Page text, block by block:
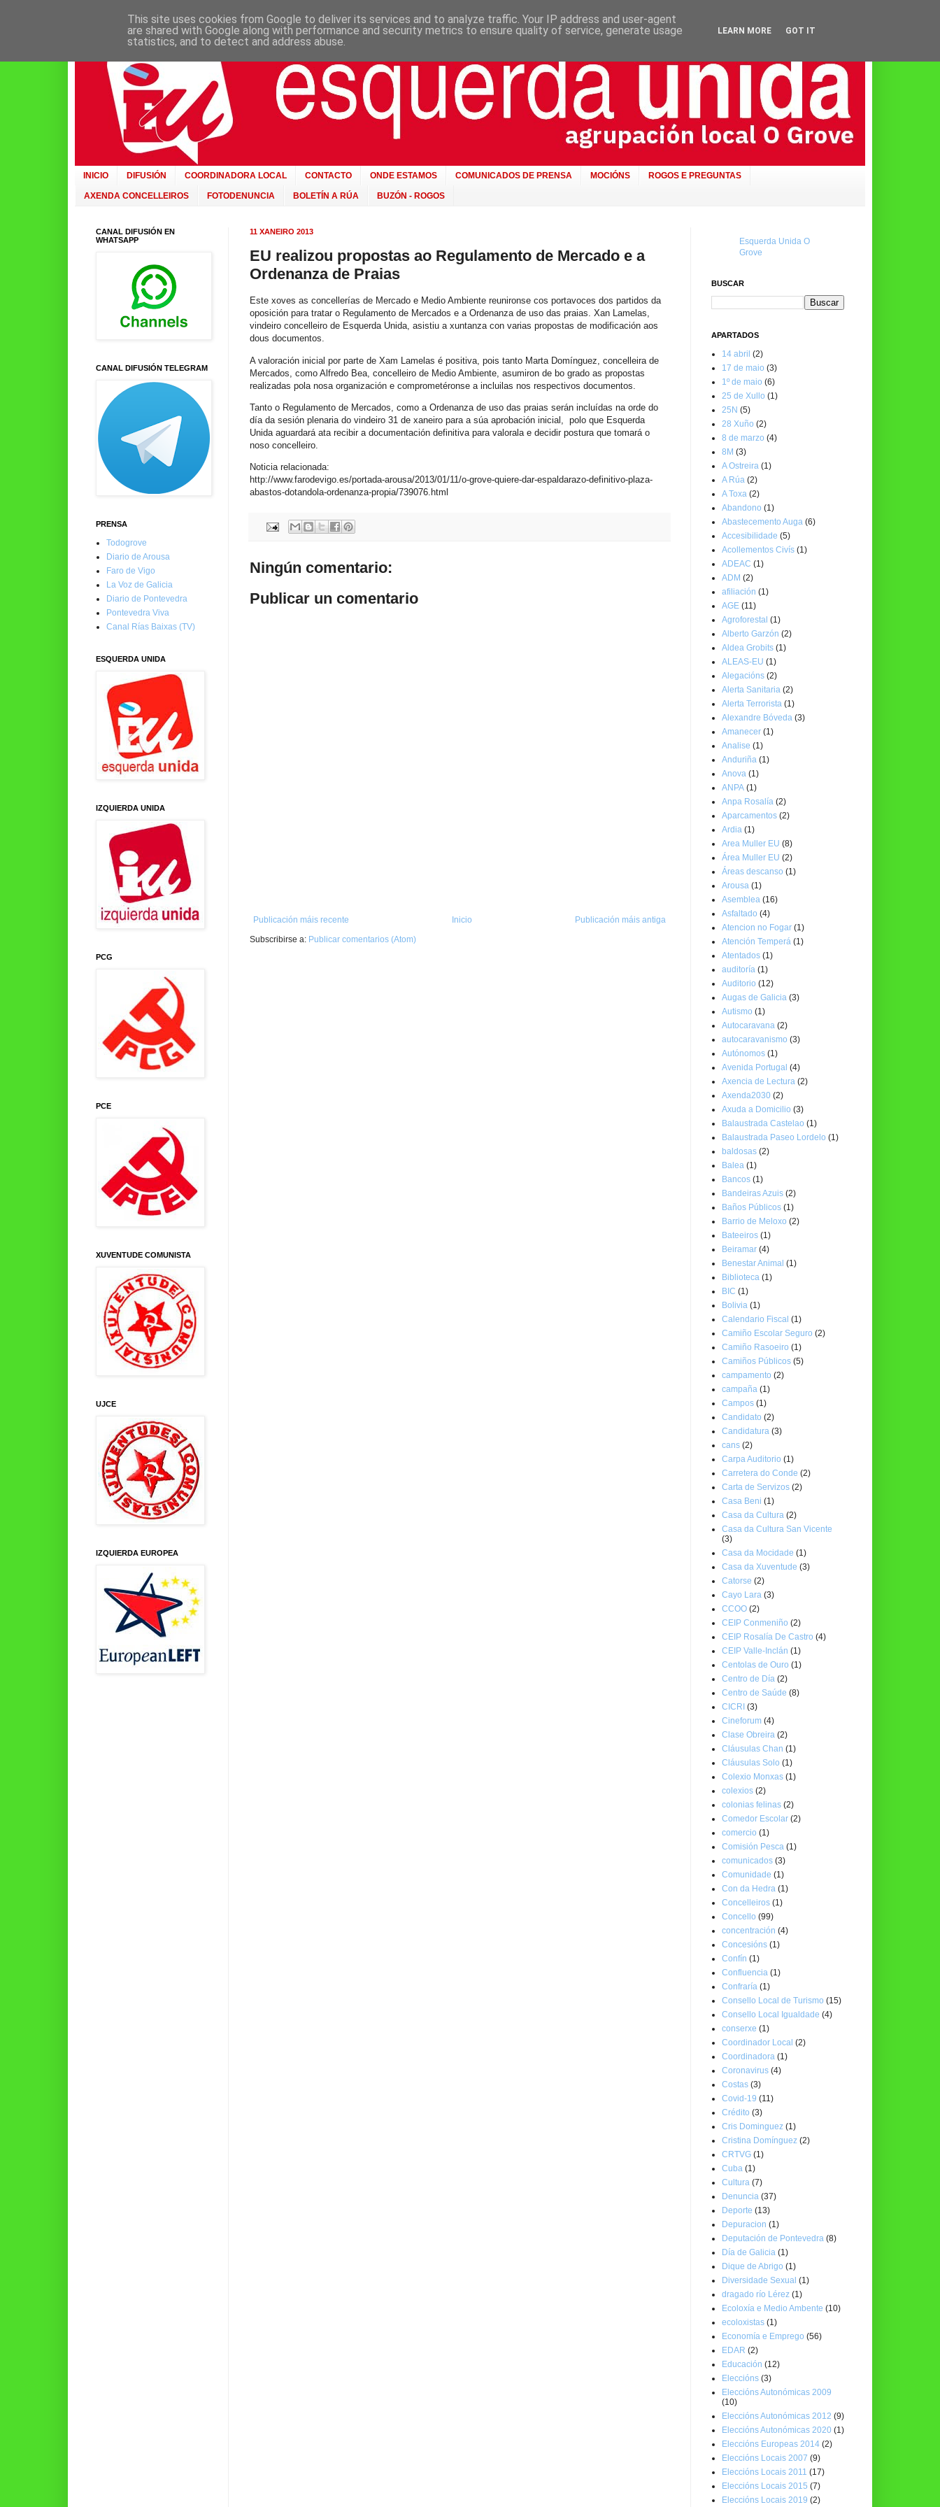
INICIO DIFUSIÓN COORDINADORA LOCAL CONTACTO ONDE ESTAMOS COMUNICADOS DE PRENSA MOCIÓNS ROGOS E PREGUNTAS
AXENDA CONCELLEIROS FOTODENUNCIA BOLETÍN A RÚA BUZÓN - ROGOS
11 XANEIRO 2013
EU realizou propostas ao Regulamento de Mercado e a
Ordenanza de Praias
Este xoves as concellerías de Mercado e Medio Ambiente reunironse cos portavoces dos partidos da
oposición para tratar o Regulamento de Mercados e a Ordenanza de uso das praias. Xan Lamelas,
vindeiro concelleiro de Esquerda Unida, asistiu a xuntanza con varias propostas de modificación aos
dous documentos.
A valoración inicial por parte de Xam Lamelas é positiva, pois tanto Marta Domínguez, concelleira de
Mercados, como Alfredo Bea, concelleiro de Medio Ambiente, asumiron de bo grado as propostas
realizadas pola nosa organización e comprometéronse a incluilas nos respectivos documentos.
Tanto o Regulamento de Mercados, como a Ordenanza de uso das praias serán incluídas na orde do
día da sesión plenaria do vindeiro 31 de xaneiro para a súa aprobación inicial, polo que Esquerda
Unida aguardará ata recibir a documentación definitiva para valorala e decidir postura que tomará o
noso concelleiro.
Noticia relacionada:
http://www.farodevigo.es/portada-arousa/2013/01/11/o-grove-quiere-dar-espaldarazo-definitivo-plaza-
abastos-dotandola-ordenanza-propia/739076.html
Ningún comentario:
Publicar un comentario
Publicación máis recente Publicación máis antiga
Inicio
Subscribirse a: Publicar comentarios (Atom)
CANAL DIFUSIÓN EN
WHATSAPP
CANAL DIFUSIÓN TELEGRAM
PRENSA
Todogrove
Diario de Arousa
Faro de Vigo
La Voz de Galicia
Diario de Pontevedra
Pontevedra Viva
Canal Rías Baixas (TV)
ESQUERDA UNIDA
IZQUIERDA UNIDA
PCG
PCE
XUVENTUDE COMUNISTA
UJCE
IZQUIERDA EUROPEA
Esquerda Unida O
Grove
BUSCAR
APARTADOS
14 abril (2)
17 de maio (3)
1º de maio (6)
25 de Xullo (1)
25N (5)
28 Xuño (2)
8 de marzo (4)
8M (3)
A Ostreira (1)
A Rúa (2)
A Toxa (2)
Abandono (1)
Abastecemento Auga (6)
Accesibilidade (5)
Acollementos Civís (1)
ADEAC (1)
ADM (2)
afiliación (1)
AGE (11)
Agroforestal (1)
Alberto Garzón (2)
Aldea Grobits (1)
ALEAS-EU (1)
Alegacións (2)
Alerta Sanitaria (2)
Alerta Terrorista (1)
Alexandre Bóveda (3)
Amanecer (1)
Analise (1)
Anduriña (1)
Anova (1)
ANPA (1)
Anpa Rosalía (2)
Aparcamentos (2)
Ardia (1)
Area Muller EU (8)
Área Muller EU (2)
Áreas descanso (1)
Arousa (1)
Asemblea (16)
Asfaltado (4)
Atencion no Fogar (1)
Atención Temperá (1)
Atentados (1)
auditoría (1)
Auditorio (12)
Augas de Galicia (3)
Autismo (1)
Autocaravana (2)
autocaravanismo (3)
Autónomos (1)
Avenida Portugal (4)
Axencia de Lectura (2)
Axenda2030 (2)
Axuda a Domicilio (3)
Balaustrada Castelao (1)
Balaustrada Paseo Lordelo (1)
baldosas (2)
Balea (1)
Bancos (1)
Bandeiras Azuis (2)
Baños Públicos (1)
Barrio de Meloxo (2)
Bateeiros (1)
Beiramar (4)
Benestar Animal (1)
Biblioteca (1)
BIC (1)
Bolivia (1)
Calendario Fiscal (1)
Camiño Escolar Seguro (2)
Camiño Rasoeiro (1)
Camiños Públicos (5)
campamento (2)
campaña (1)
Campos (1)
Candidato (2)
Candidatura (3)
cans (2)
Carpa Auditorio (1)
Carretera do Conde (2)
Carta de Servizos (2)
Casa Beni (1)
Casa da Cultura (2)
Casa da Cultura San Vicente
(3)
Casa da Mocidade (1)
Casa da Xuventude (3)
Catorse (2)
Cayo Lara (3)
CCOO (2)
CEIP Conmeniño (2)
CEIP Rosalía De Castro (4)
CEIP Valle-Inclán (1)
Centolas de Ouro (1)
Centro de Día (2)
Centro de Saúde (8)
CICRI (3)
Cineforum (4)
Clase Obreira (2)
Cláusulas Chan (1)
Cláusulas Solo (1)
Colexio Monxas (1)
colexios (2)
colonias felinas (2)
Comedor Escolar (2)
comercio (1)
Comisión Pesca (1)
comunicados (3)
Comunidade (1)
Con da Hedra (1)
Concelleiros (1)
Concello (99)
concentración (4)
Concesións (1)
Confín (1)
Confluencia (1)
Confraría (1)
Consello Local de Turismo (15)
Consello Local Igualdade (4)
conserxe (1)
Coordinador Local (2)
Coordinadora (1)
Coronavirus (4)
Costas (3)
Covid-19 (11)
Crédito (3)
Cris Dominguez (1)
Cristina Domínguez (2)
CRTVG (1)
Cuba (1)
Cultura (7)
Denuncia (37)
Deporte (13)
Depuracion (1)
Deputación de Pontevedra (8)
Día de Galicia (1)
Dique de Abrigo (1)
Diversidade Sexual (1)
dragado río Lérez (1)
Ecoloxía e Medio Ambente (10)
ecoloxistas (1)
Economía e Emprego (56)
EDAR (2)
Educación (12)
Eleccións (3)
Eleccións Autonómicas 2009
(10)
Eleccións Autonómicas 2012 (9)
Eleccións Autonómicas 2020 (1)
Eleccións Europeas 2014 (2)
Eleccións Locais 2007 (9)
Eleccións Locais 2011 (17)
Eleccións Locais 2015 (7)
Eleccións Locais 2019 (2)
This site uses cookies from Google to deliver its services and to analyze traffic. Your IP address and user-agent
are shared with Google along with performance and security metrics to ensure quality of service, generate usage
statistics, and to detect and address abuse.
LEARN MORE GOT IT